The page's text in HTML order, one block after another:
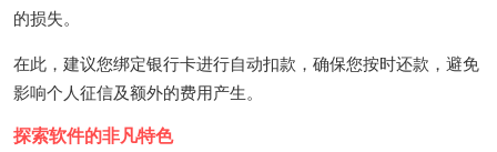
的损失。
在此，建议您绑定银行卡进行自动扣款，确保您按时还款，避免
影响个人征信及额外的费用产生。
探索软件的非凡特色